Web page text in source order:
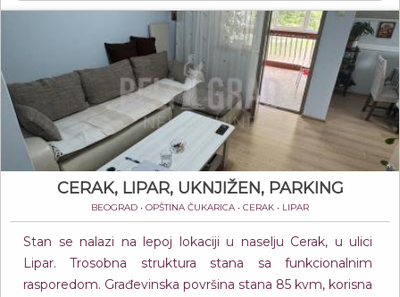
CERAK, LIPAR, UKNJIŽEN, PARKING
BEOGRAD • OPŠTINA ČUKARICA • CERAK • LIPAR
Stan se nalazi na lepoj lokaciji u naselju Cerak, u ulici
Lipar. Trosobna struktura stana sa funkcionalnim
rasporedom. Građevinska površina stana 85 kvm, korisna